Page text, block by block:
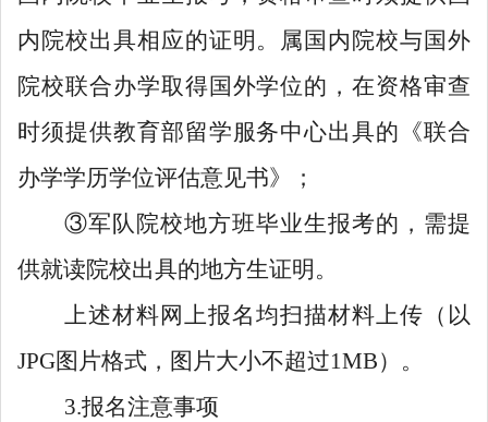
内院校出具相应的证明。属国内院校与国外
院校联合办学取得国外学位的，在资格审查
时须提供教育部留学服务中心出具的《联合
办学学历学位评估意见书》；
③军队院校地方班毕业生报考的，需提
供就读院校出具的地方生证明。
上述材料网上报名均扫描材料上传（以
JPG图片格式，图片大小不超过1MB）。
3.报名注意事项